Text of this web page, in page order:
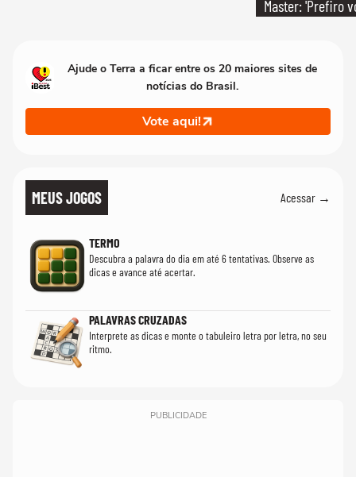
Master: 'Prefiro
Ajude o Terra a ficar entre os 20 maiores sites de
notícias do Brasil.
Vote aqui!
MEUS JOGOS Acessar →
TERMO
Descubra a palavra do dia em até 6 tentativas. Observe as
dicas e avance até acertar.
PALAVRAS CRUZADAS
Interprete as dicas e monte o tabuleiro letra por letra, no seu
ritmo.
PUBLICIDADE